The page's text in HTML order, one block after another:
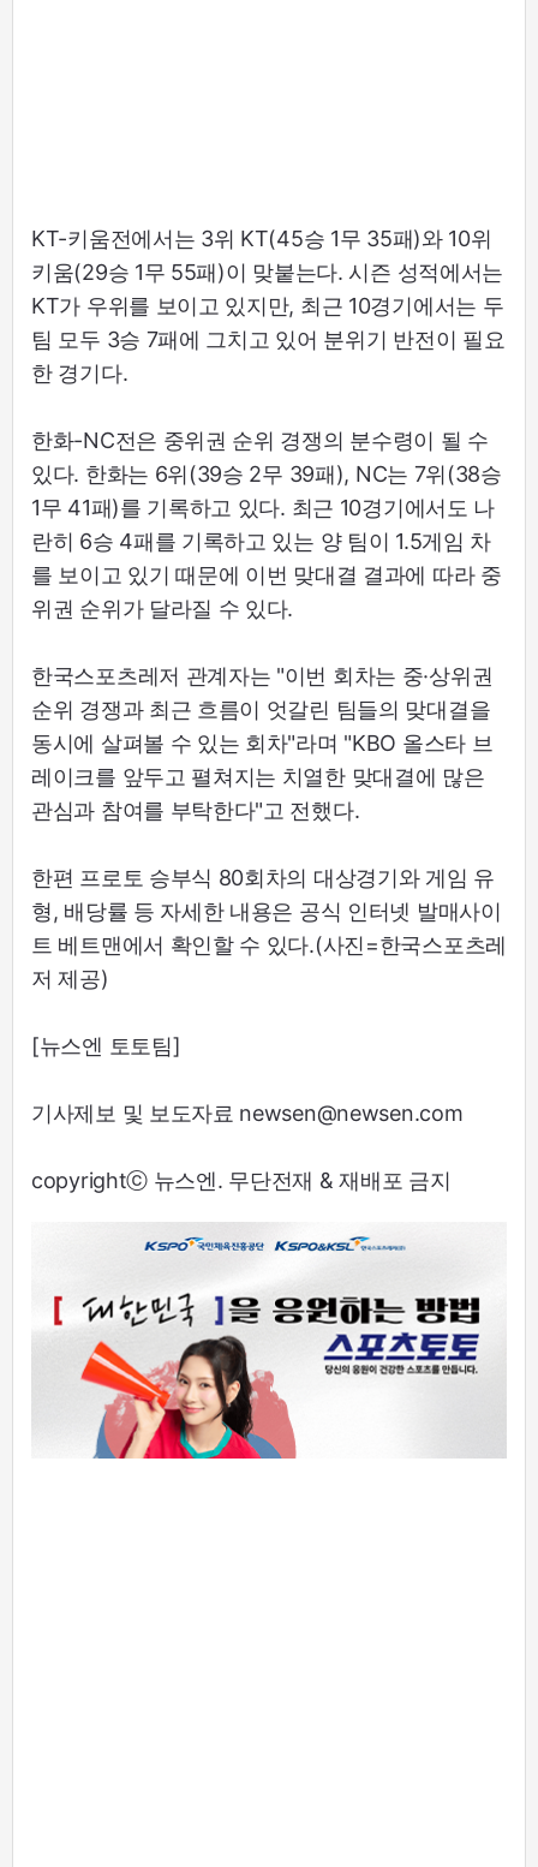
KT-키움전에서는 3위 KT(45승 1무 35패)와 10위
키움(29승 1무 55패)이 맞붙는다. 시즌 성적에서는
KT가 우위를 보이고 있지만, 최근 10경기에서는 두
팀 모두 3승 7패에 그치고 있어 분위기 반전이 필요
한 경기다.
한화-NC전은 중위권 순위 경쟁의 분수령이 될 수
있다. 한화는 6위(39승 2무 39패), NC는 7위(38승
1무 41패)를 기록하고 있다. 최근 10경기에서도 나
란히 6승 4패를 기록하고 있는 양 팀이 1.5게임 차
를 보이고 있기 때문에 이번 맞대결 결과에 따라 중
위권 순위가 달라질 수 있다.
한국스포츠레저 관계자는 "이번 회차는 중·상위권
순위 경쟁과 최근 흐름이 엇갈린 팀들의 맞대결을
동시에 살펴볼 수 있는 회차"라며 "KBO 올스타 브
레이크를 앞두고 펼쳐지는 치열한 맞대결에 많은
관심과 참여를 부탁한다"고 전했다.
한편 프로토 승부식 80회차의 대상경기와 게임 유
형, 배당률 등 자세한 내용은 공식 인터넷 발매사이
트 베트맨에서 확인할 수 있다.(사진=한국스포츠레
저 제공)
[뉴스엔 토토팀]
기사제보 및 보도자료 newsen@newsen.com
copyrightⓒ 뉴스엔. 무단전재 & 재배포 금지